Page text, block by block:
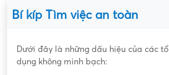
Bí kíp Tìm việc an toàn
Dưới đây là những dấu hiệu của các
dụng không minh bạch: